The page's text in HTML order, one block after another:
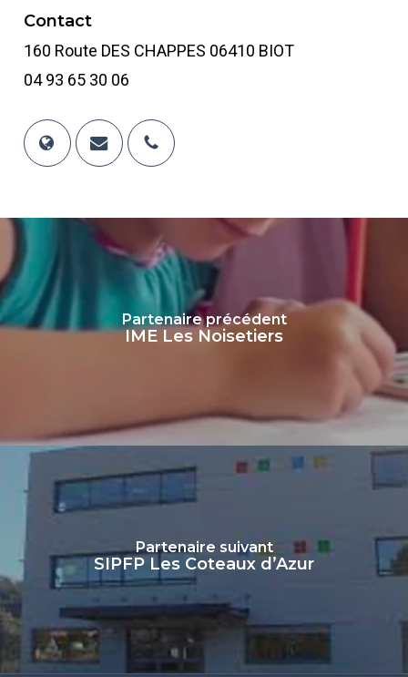
Contact
160 Route DES CHAPPES 06410 BIOT
04 93 65 30 06
Partenaire précédent
IME Les Noisetiers
Partenaire suivant
SIPFP Les Coteaux d’Azur